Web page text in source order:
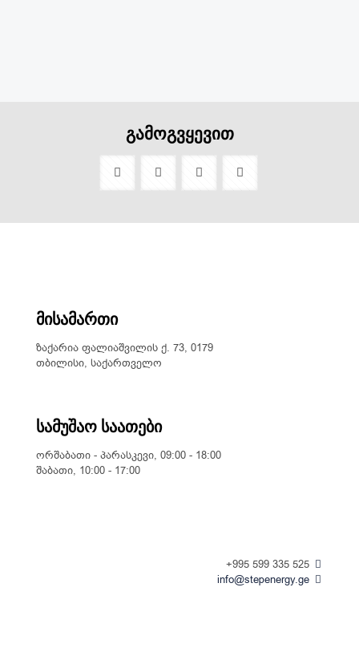
გამოგვყევით
მისამართი
ზაქარია ფალიაშვილის ქ. 73, 0179
თბილისი, საქართველო
სამუშაო საათები
ორშაბათი - პარასკევი, 09:00 - 18:00
შაბათი, 10:00 - 17:00
+995 599 335 525
info@stepenergy.ge